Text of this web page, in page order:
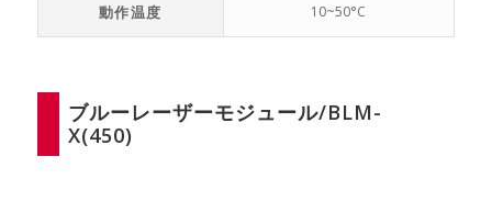
動作温度 10~50°C
ブルーレーザーモジュール/BLM-
X(450)